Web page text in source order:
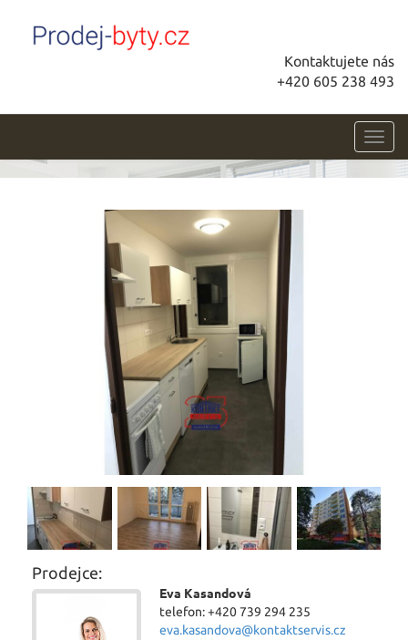
Kontaktujete nás
+420 605 238 493
Prodejce:
Eva Kasandová
telefon: +420 739 294 235
eva.kasandova@kontaktservis.cz